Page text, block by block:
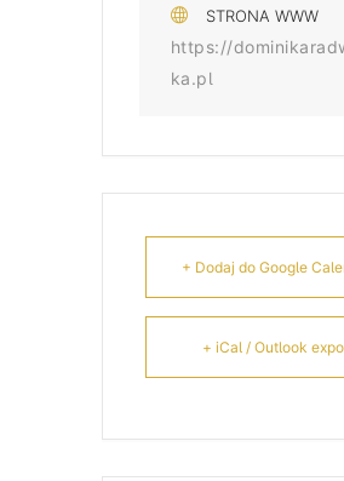
STRONA WWW
https://
ka.pl
+ Dodaj do Google
+ iCal / Outlook